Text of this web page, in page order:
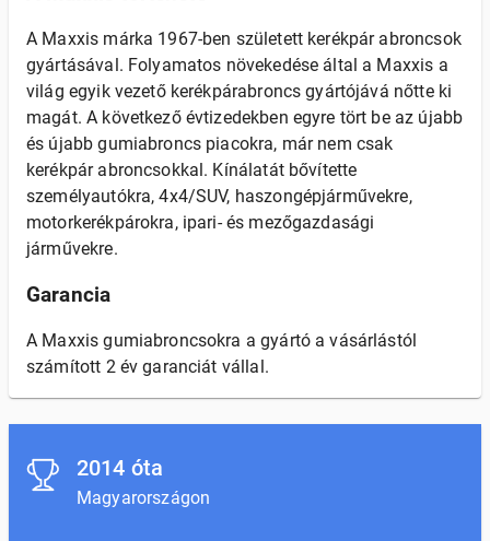
A Maxxis márka 1967-ben született kerékpár abroncsok
gyártásával. Folyamatos növekedése által a Maxxis a
világ egyik vezető kerékpárabroncs gyártójává nőtte ki
magát. A következő évtizedekben egyre tört be az újabb
és újabb gumiabroncs piacokra, már nem csak
kerékpár abroncsokkal. Kínálatát bővítette
személyautókra, 4x4/SUV, haszongépjárművekre,
motorkerékpárokra, ipari- és mezőgazdasági
járművekre.
Garancia
A Maxxis gumiabroncsokra a gyártó a vásárlástól
számított 2 év garanciát vállal.
2014 óta
Magyarországon